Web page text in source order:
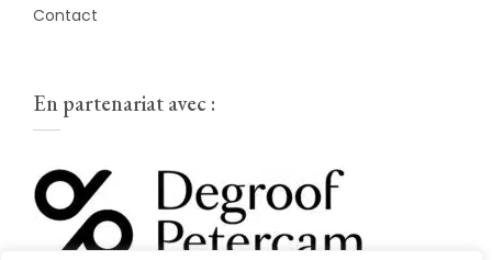
Contact
En partenariat avec :